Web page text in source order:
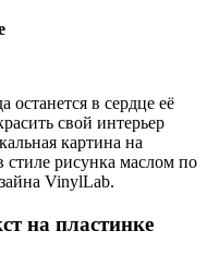
в сердце её
свой интерьер
картина на
рисунка маслом по
VinylLab.
на пластинке